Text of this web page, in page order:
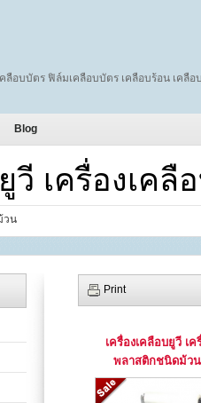
ลือบบัตร ฟิล์มเคลือบบัตร เคลือบร้อน เคลือ
Blog
วี เครื่องเคลื
วน
Print
เครื่องเคลือบยูวี เค
พลาสติกชนิดม้วน